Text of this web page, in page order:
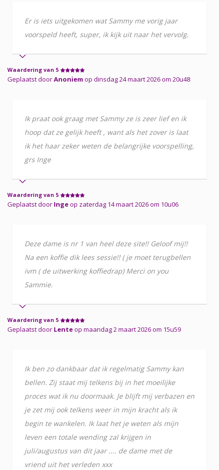
Er is iets uitgekomen wat Sammy me vorig jaar
voorspeld heeft, super, ik kijk uit naar het vervolg.
Waardering van 5
Geplaatst doorAnoniem op dinsdag 24 maart 2026 om 20u48
Ik praat ook graag met Sammy ze is zeer lief en ik
hoop dat ze gelijk heeft , want als het zover is laat
ik het haar zeker weten de belangrijke voorspelling,
grs Inge
Waardering van 5
Geplaatst door Ingeop zaterdag 14 maart 2026 om 10u06
Deze dame is nr 1 van heel deze site!! Geloof mij!!
Na een koffie dik lees sessie!! ( je moet terugbellen
ivm ( de uitwerking koffiedrap) Merci on you
Sammie.
Waardering van 5
Geplaatst door Lenteop maandag 2 maart 2026 om 15u59
Ik ben zo dankbaar dat ik regelmatig Sammy kan
bellen. Zij staat mij telkens bij in het moeilijke
proces wat ik nu doormaak. Je blijft mij verbazen en
je zet mij ook telkens weer in mijn kracht als ik
begin te wankelen. Ik laat het je weten als mijn
leven een totale wending zal krijgen in
juli/augustus van dit jaar .... de dame met de
vriend uit het verleden xxx